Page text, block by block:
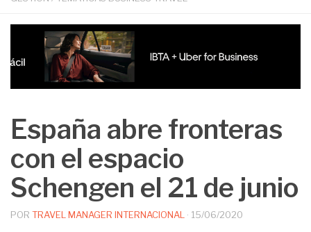
España abre fronteras
con el espacio
Schengen el 21 de junio
POR TRAVEL MANAGER INTERNACIONAL · 15/06/2020